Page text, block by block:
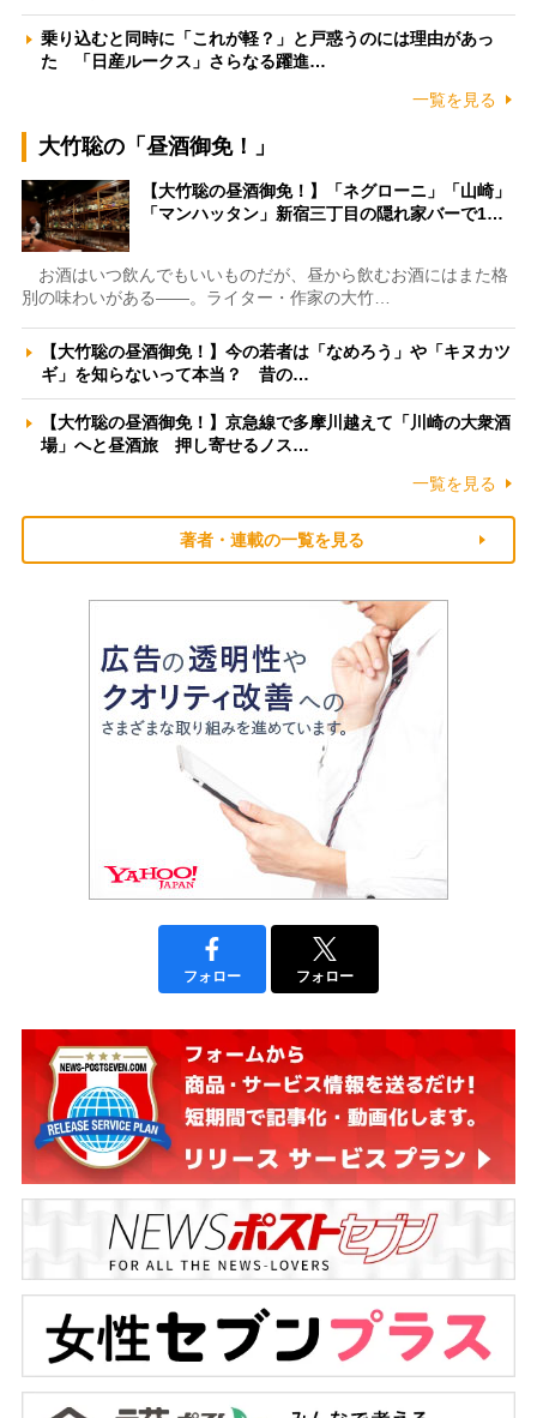
乗り込むと同時に「これが軽？」と戸惑うのには理由があっ
た 「日産ルークス」さらなる躍進…
一覧を見る
大竹聡の「昼酒御免！」
【大竹聡の昼酒御免！】「ネグローニ」「山崎」
「マンハッタン」新宿三丁目の隠れ家バーで1…
お酒はいつ飲んでもいいものだが、昼から飲むお酒にはまた格
別の味わいがある――。ライター・作家の大竹…
【大竹聡の昼酒御免！】今の若者は「なめろう」や「キヌカツ
ギ」を知らないって本当？ 昔の…
【大竹聡の昼酒御免！】京急線で多摩川越えて「川崎の大衆酒
場」へと昼酒旅 押し寄せるノス…
一覧を見る
著者・連載の一覧を見る
フォロー フォロー